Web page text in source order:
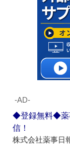
‐AD‐
◆登録無料◆薬
信！
株式会社薬事日